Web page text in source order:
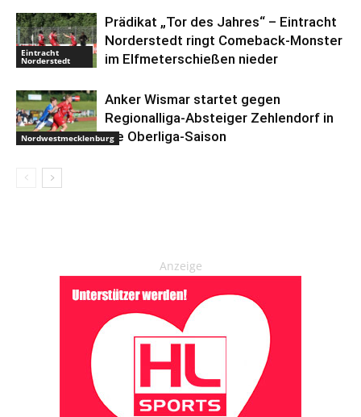
Eintracht
Norderstedt
Prädikat „Tor des Jahres“ – Eintracht
Norderstedt ringt Comeback-Monster
im Elfmeterschießen nieder
Nordwestmecklenburg
Anker Wismar startet gegen
Regionalliga-Absteiger Zehlendorf in
die Oberliga-Saison
Anzeige